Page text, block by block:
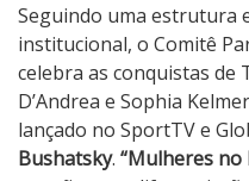
M
u
l
h
e
r
Seguindo uma estrutura
institucional, o Comitê
celebra as conquistas de
D’Andrea e Sophia
lançado no SportTV e
Bushatsky. “Mulheres no